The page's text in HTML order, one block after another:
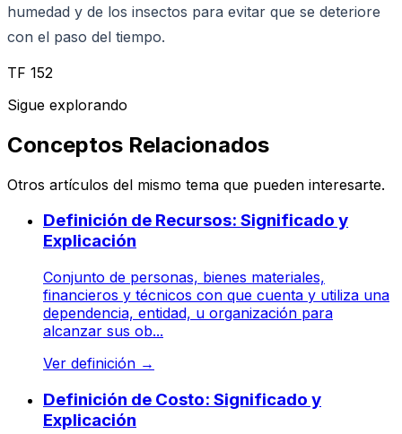
humedad y de los insectos para evitar que se deteriore
con el paso del tiempo.
TF 152
Sigue explorando
Conceptos Relacionados
Otros artículos del mismo tema que pueden interesarte.
Definición de Recursos: Significado y
Explicación
Conjunto de personas, bienes materiales,
financieros y técnicos con que cuenta y utiliza una
dependencia, entidad, u organización para
alcanzar sus ob...
Ver definición →
Definición de Costo: Significado y
Explicación